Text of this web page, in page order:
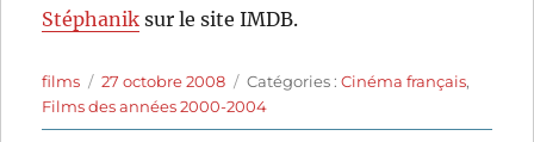
Stéphanik sur le site IMDB.
Auteur
films
Publié
le
27 octobre 2008 Catégories
Catégories :Cinéma français,
Films des années 2000-2004